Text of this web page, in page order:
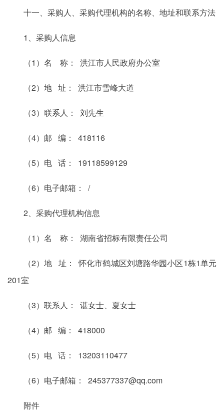
十一、采购人、采购代理机构的名称、地址和联系方法
1、采购人信息
（1）名 称： 洪江市人民政府办公室
（2）地 址： 洪江市雪峰大道
（3）联系人： 刘先生
（4）邮 编： 418116
（5）电 话： 19118599129
（6）电子邮箱： /
2、采购代理机构信息
（1）名 称： 湖南省招标有限责任公司
（2）地 址： 怀化市鹤城区刘塘路华园小区1栋1单元
201室
（3）联系人： 谌女士、夏女士
（4）邮 编： 418000
（5）电 话： 13203110477
（6）电子邮箱： 245377337@qq.com
附件